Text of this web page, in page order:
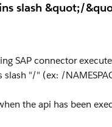
slash &quot;/
SAP connector execute
slash "/" (ex: /
the api has been